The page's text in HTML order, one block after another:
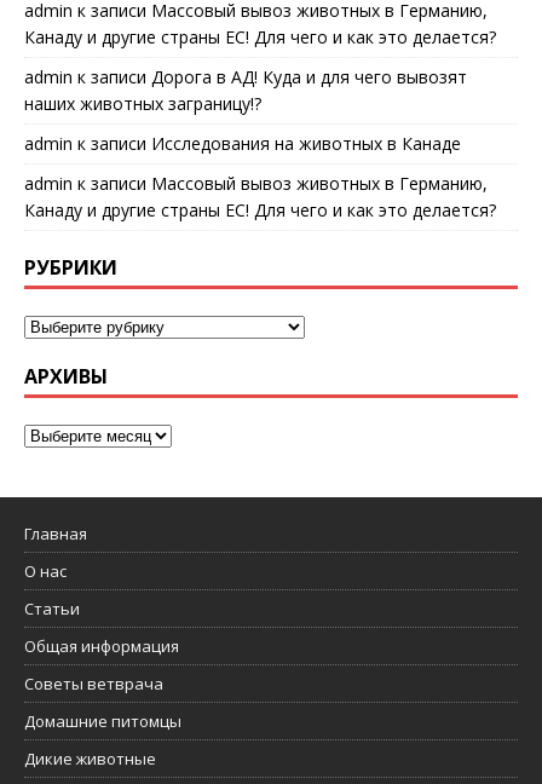
admin к записи Массовый вывоз животных в Германию,
Канаду и другие страны ЕС! Для чего и как это делается?
admin к записи Дорога в АД! Куда и для чего вывозят
наших животных заграницу!?
admin к записи Исследования на животных в Канаде
admin к записи Массовый вывоз животных в Германию,
Канаду и другие страны ЕС! Для чего и как это делается?
РУБРИКИ
АРХИВЫ
Главная
О нас
Статьи
Общая информация
Советы ветврача
Домашние питомцы
Дикие животные